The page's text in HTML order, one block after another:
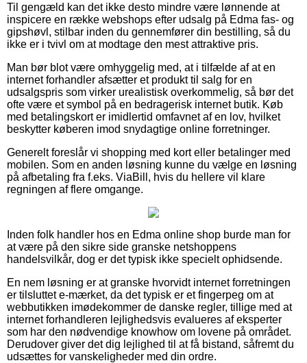
Til gengæld kan det ikke desto mindre være lønnende at
inspicere en række webshops efter udsalg på Edma fas- og
gipshøvl, stilbar inden du gennemfører din bestilling, så du
ikke er i tvivl om at modtage den mest attraktive pris.
Man bør blot være omhyggelig med, at i tilfælde af at en
internet forhandler afsætter et produkt til salg for en
udsalgspris som virker urealistisk overkommelig, så bør det
ofte være et symbol på en bedragerisk internet butik. Køb
med betalingskort er imidlertid omfavnet af en lov, hvilket
beskytter køberen imod snydagtige online forretninger.
Generelt foreslår vi shopping med kort eller betalinger med
mobilen. Som en anden løsning kunne du vælge en løsning
på afbetaling fra f.eks. ViaBill, hvis du hellere vil klare
regningen af flere omgange.
Inden folk handler hos en Edma online shop burde man for
at være på den sikre side granske netshoppens
handelsvilkår, dog er det typisk ikke specielt ophidsende.
En nem løsning er at granske hvorvidt internet forretningen
er tilsluttet e-mærket, da det typisk er et fingerpeg om at
webbutikken imødekommer de danske regler, tillige med at
internet forhandleren lejlighedsvis evalueres af eksperter
som har den nødvendige knowhow om lovene på området.
Derudover giver det dig lejlighed til at få bistand, såfremt du
udsættes for vanskeligheder med din ordre.